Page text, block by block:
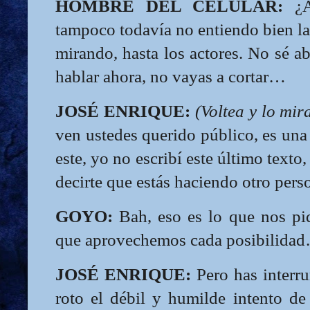
HOMBRE DEL CELULAR:
tampoco todavía no entiendo bien
mirando, hasta los actores. No sé
hablar ahora, no vayas a cortar…
JOSÉ ENRIQUE: (Voltea y lo
ven ustedes querido público, es
este, yo no escribí este último
decirte que estás haciendo otro
GOYO: Bah, eso es lo que nos
que aprovechemos cada
JOSÉ ENRIQUE: Pero has
roto el débil y humilde intento